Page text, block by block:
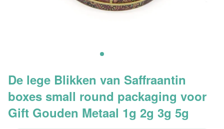
De lege Blikken van Saffraantin
boxes small round packaging voor
Gift Gouden Metaal 1g 2g 3g 5g